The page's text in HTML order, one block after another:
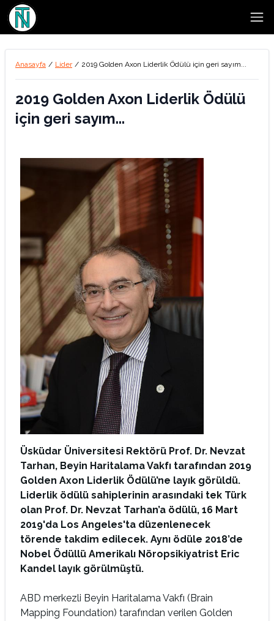
Anasayfa / Lider / 2019 Golden Axon Liderlik Ödülü için geri sayım...
2019 Golden Axon Liderlik Ödülü
için geri sayım...
Üsküdar Üniversitesi Rektörü Prof. Dr. Nevzat
Tarhan, Beyin Haritalama Vakfı tarafından 2019
Golden Axon Liderlik Ödülü’ne layık görüldü.
Liderlik ödülü sahiplerinin arasındaki tek Türk
olan Prof. Dr. Nevzat Tarhan’a ödülü, 16 Mart
2019'da Los Angeles'ta düzenlenecek
törende takdim edilecek. Aynı ödüle 2018’de
Nobel Ödüllü Amerikalı Nöropsikiyatrist Eric
Kandel layık görülmüştü.
ABD merkezli Beyin Haritalama Vakfı (Brain
Mapping Foundation) tarafından verilen Golden